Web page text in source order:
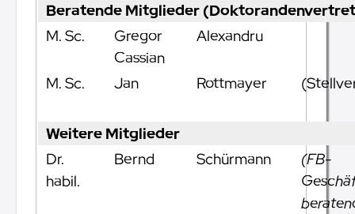
Beratende Mitglieder
M. Sc.
Gregor
Cassian
Alexandru
M. Sc. Jan Rottmayer
Weitere Mitglieder
Dr.
habil.
Bernd Schürmann
(FB-